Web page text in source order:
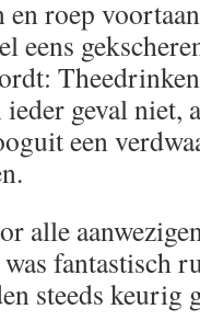
roep
eens
geval niet,
een
alle
fantastisch
steeds keurig